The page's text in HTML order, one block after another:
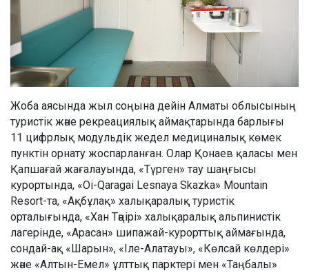
Жоба аясында жыл соңына дейін Алматы облысының
туристік және рекреациялық аймақтарында барлығы
11 цифрлық модульдік жедел медициналық көмек
пунктін орнату жоспарланған. Олар Қонаев қаласы мен
Қапшағай жағалауында, «Түрген» тау шаңғысы
курортында, «Oi-Qaragai Lesnaya Skazka» Mountain
Resort-та, «Ақбұлақ» халықаралық туристік
орталығында, «Хан Тәңірі» халықаралық альпинистік
лагерінде, «Арасан» шипажай-курорттық аймағында,
сондай-ақ «Шарын», «Іле-Алатауы», «Көлсай көлдері»
және «Алтын-Емел» ұлттық парктері мен «Таңбалы»